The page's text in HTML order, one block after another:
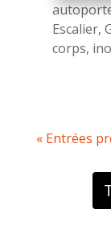
Escalier,
corps,
« Entrées